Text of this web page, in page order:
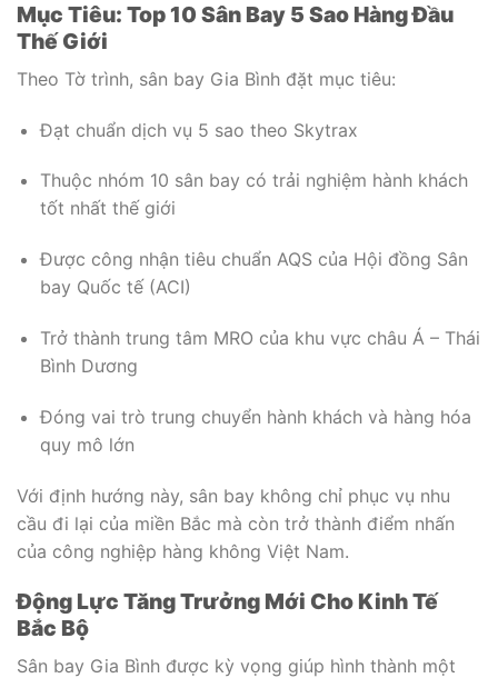
Mục Tiêu: Top 10 Sân Bay 5 Sao Hàng Đầu
Thế Giới
Theo Tờ trình, sân bay Gia Bình đặt mục tiêu:
Đạt chuẩn dịch vụ 5 sao theo Skytrax
Thuộc nhóm 10 sân bay có trải nghiệm hành khách
tốt nhất thế giới
Được công nhận tiêu chuẩn AQS của Hội đồng Sân
bay Quốc tế (ACI)
Trở thành trung tâm MRO của khu vực châu Á – Thái
Bình Dương
Đóng vai trò trung chuyển hành khách và hàng hóa
quy mô lớn
Với định hướng này, sân bay không chỉ phục vụ nhu
cầu đi lại của miền Bắc mà còn trở thành điểm nhấn
của công nghiệp hàng không Việt Nam.
Động Lực Tăng Trưởng Mới Cho Kinh Tế
Bắc Bộ
Sân bay Gia Bình được kỳ vọng giúp hình thành một